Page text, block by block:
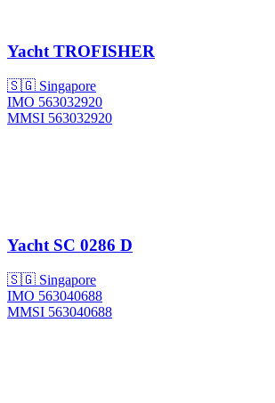
YachtTROFISHER
🇸🇬 Singapore
IMO 563032920
MMSI 563032920
Yacht SC 0286 D
🇸🇬 Singapore
IMO 563040688
MMSI 563040688